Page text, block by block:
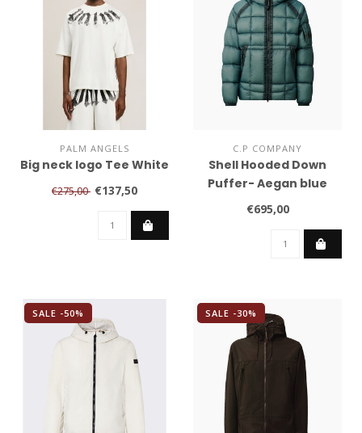
PALM ANGELS
Big neck logo Tee White
€275,00 €137,50
C.P COMPANY
Shell Hooded Down
Puffer- Aegan blue
€695,00
SALE -50% SALE -30%